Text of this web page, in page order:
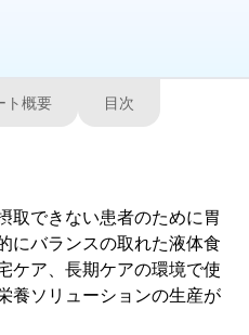
ト概要 目次
取できない患者のために胃
にバランスの取れた液体食
ケア、長期ケアの環境で使
養ソリューションの生産が